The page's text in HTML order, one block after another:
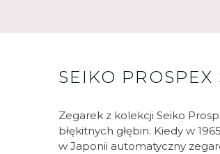
SEIKO PROSPEX
Zegarek z kolekcji Seiko
błękitnych głębin. Kiedy w
w Japonii automatyczny